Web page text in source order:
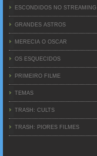
ESCONDIDOS NO STREAMING
GRANDES ASTROS
MERECIA O OSCAR
OS ESQUECIDOS
PRIMEIRO FILME
TEMAS
TRASH: CULTS
TRASH: PIORES FILMES